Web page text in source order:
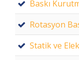
Baskı
Rotasyon
Statik ve